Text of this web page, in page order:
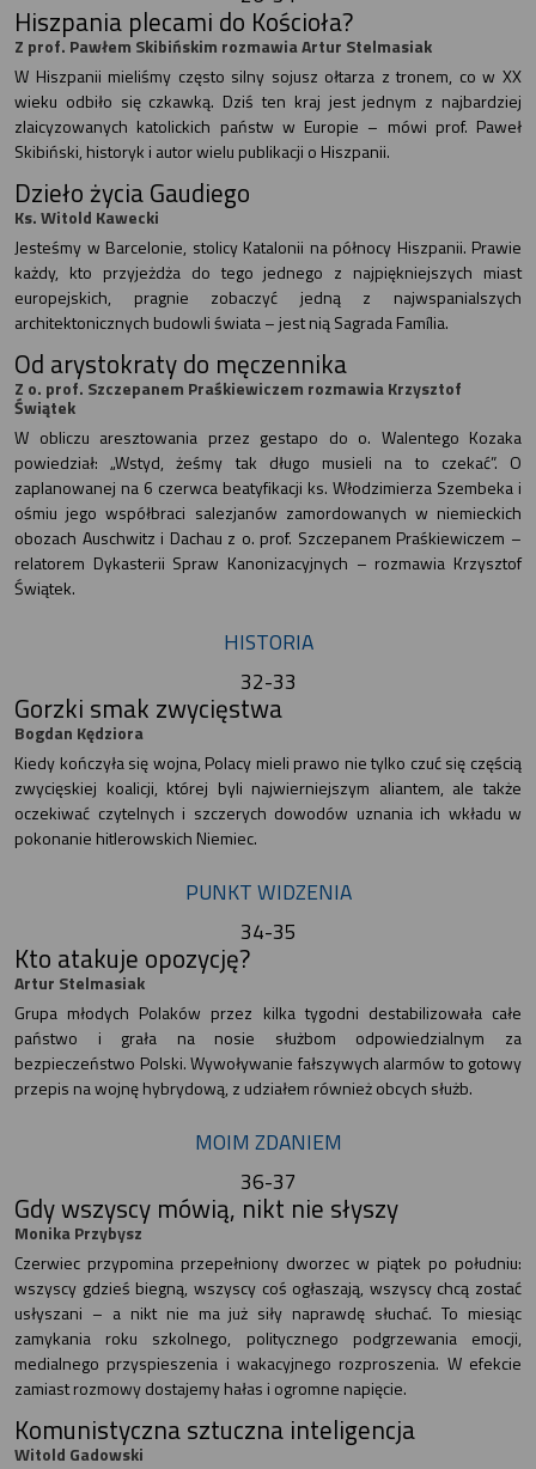
Hiszpania plecami do Kościoła?
Z prof. Pawłem Skibińskim rozmawia Artur Stelmasiak
W Hiszpanii mieliśmy często silny sojusz ołtarza z tronem, co w XX
wieku odbiło się czkawką. Dziś ten kraj jest jednym z najbardziej
zlaicyzowanych katolickich państw w Europie – mówi prof. Paweł
Skibiński, historyk i autor wielu publikacji o Hiszpanii.
Dzieło życia Gaudiego
Ks. Witold Kawecki
Jesteśmy w Barcelonie, stolicy Katalonii na północy Hiszpanii. Prawie
każdy, kto przyjeżdża do tego jednego z najpiękniejszych miast
europejskich, pragnie zobaczyć jedną z najwspanialszych
architektonicznych budowli świata – jest nią Sagrada Família.
Od arystokraty do męczennika
Z o. prof. Szczepanem Praśkiewiczem rozmawia Krzysztof
Świątek
W obliczu aresztowania przez gestapo do o. Walentego Kozaka
powiedział: „Wstyd, żeśmy tak długo musieli na to czekać”. O
zaplanowanej na 6 czerwca beatyfikacji ks. Włodzimierza Szembeka i
ośmiu jego współbraci salezjanów zamordowanych w niemieckich
obozach Auschwitz i Dachau z o. prof. Szczepanem Praśkiewiczem –
relatorem Dykasterii Spraw Kanonizacyjnych – rozmawia Krzysztof
Świątek.
HISTORIA
32-33
Gorzki smak zwycięstwa
Bogdan Kędziora
Kiedy kończyła się wojna, Polacy mieli prawo nie tylko czuć się częścią
zwycięskiej koalicji, której byli najwierniejszym aliantem, ale także
oczekiwać czytelnych i szczerych dowodów uznania ich wkładu w
pokonanie hitlerowskich Niemiec.
PUNKT WIDZENIA
34-35
Kto atakuje opozycję?
Artur Stelmasiak
Grupa młodych Polaków przez kilka tygodni destabilizowała całe
państwo i grała na nosie służbom odpowiedzialnym za
bezpieczeństwo Polski. Wywoływanie fałszywych alarmów to gotowy
przepis na wojnę hybrydową, z udziałem również obcych służb.
MOIM ZDANIEM
36-37
Gdy wszyscy mówią, nikt nie słyszy
Monika Przybysz
Czerwiec przypomina przepełniony dworzec w piątek po południu:
wszyscy gdzieś biegną, wszyscy coś ogłaszają, wszyscy chcą zostać
usłyszani – a nikt nie ma już siły naprawdę słuchać. To miesiąc
zamykania roku szkolnego, politycznego podgrzewania emocji,
medialnego przyspieszenia i wakacyjnego rozproszenia. W efekcie
zamiast rozmowy dostajemy hałas i ogromne napięcie.
Komunistyczna sztuczna inteligencja
Witold Gadowski